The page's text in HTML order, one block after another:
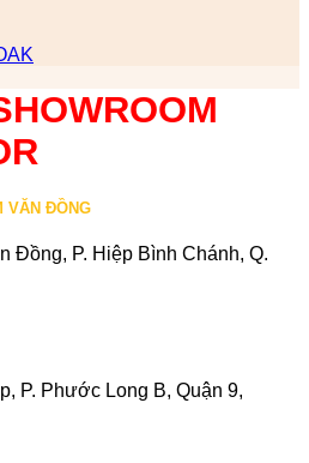
VĂN ĐỒNG
Đồng, P. Hiệp Bình Chánh, Q.
P. Phước Long B, Quận 9,